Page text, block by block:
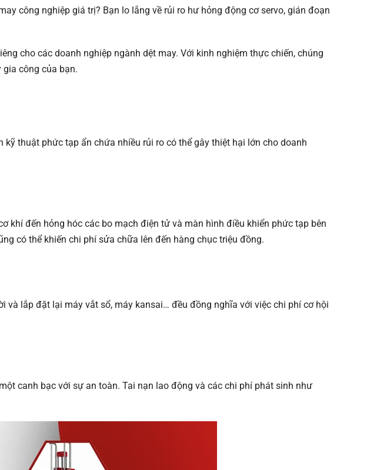
công nghiệp giá trị? Bạn lo lắng về rủi ro hư hỏng động cơ servo, gián đoạn
cho các doanh nghiệp ngành dệt may. Với kinh nghiệm thực chiến, chúng
công của bạn.
thuật phức tạp ẩn chứa nhiều rủi ro có thể gây thiệt hại lớn cho doanh
khí đến hỏng hóc các bo mạch điện tử và màn hình điều khiển phức tạp bên
có thể khiến chi phí sửa chữa lên đến hàng chục triệu đồng.
lắp đặt lại máy vắt sổ, máy kansai… đều đồng nghĩa với việc chi phí cơ hội
canh bạc với sự an toàn. Tai nạn lao động và các chi phí phát sinh như